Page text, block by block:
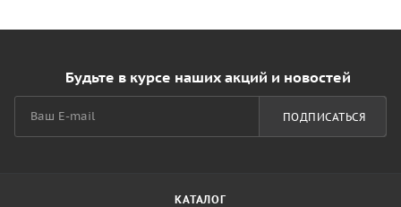
Будьте в курсе наших акций и новостей
ПОДПИСАТЬСЯ
КАТАЛОГ